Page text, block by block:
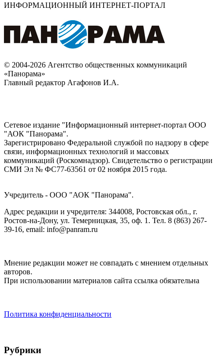
ИНФОРМАЦИОННЫЙ ИНТЕРНЕТ-ПОРТАЛ
© 2004-2026 Агентство общественных коммуникаций
«Панорама»
Главный редактор Агафонов И.А.
Сетевое издание "Информационный интернет-портал ООО
"АОК "Панорама".
Зарегистрировано Федеральной службой по надзору в сфере
связи, информационных технологий и массовых
коммуникаций (Роскомнадзор). Cвидетельство о регистрации
СМИ Эл № ФС77-63561 от 02 ноября 2015 года.
Учредитель - ООО "АОК "Панорама".
Адрес редакции и учредителя: 344008, Ростовская обл., г.
Ростов-на-Дону, ул. Темерницкая, 35, оф. 1. Тел. 8 (863) 267-
39-16, email: info@panram.ru
Мнение редакции может не совпадать с мнением отдельных
авторов.
При использовании материалов сайта ссылка обязательна
Политика конфиденциальности
Рубрики